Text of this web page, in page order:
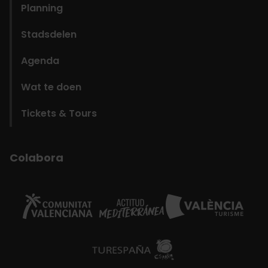
Planning
Stadsdelen
Agenda
Wat te doen
Tickets & Tours
Colabora